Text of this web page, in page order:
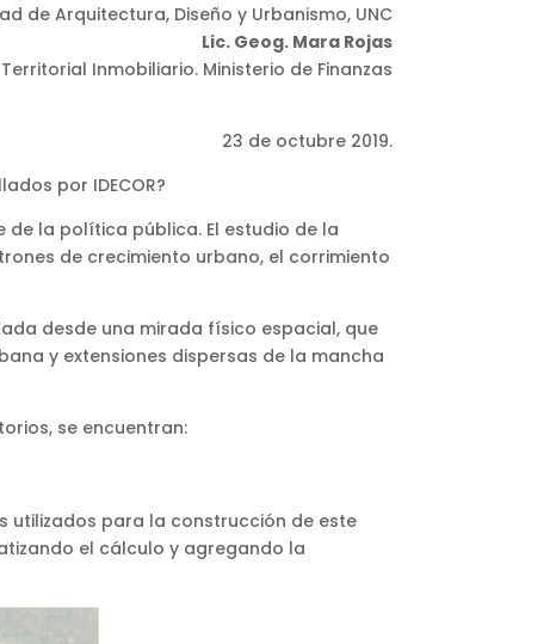
de Arquitectura, Diseño y Urbanismo, UNC
Lic. Geog. Mara Rojas
Inmobiliario. Ministerio de Finanzas
23 de octubre 2019.
por IDECOR?
la política pública. El estudio de la
de crecimiento urbano, el corrimiento
desde una mirada físico espacial, que
y extensiones dispersas de la mancha
se encuentran:
utilizados para la construcción de este
el cálculo y agregando la